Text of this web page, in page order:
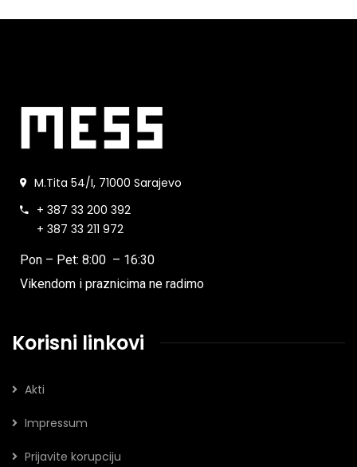
M.Tita 54/I, 71000 Sarajevo
+ 387 33 200 392
+ 387 33 211 972
Pon – Pet: 8:00 – 16:30
Vikendom i praznicima ne radimo
Korisni linkovi
Akti
Impressum
Prijavite korupciju